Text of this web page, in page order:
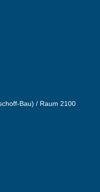
Bau) / Raum 2100